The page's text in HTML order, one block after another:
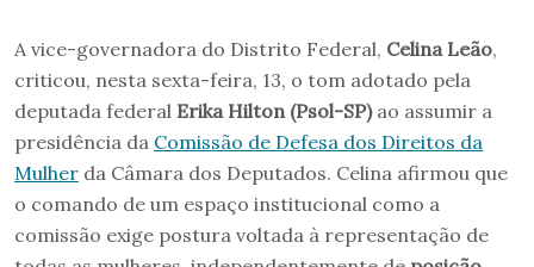
A vice-governadora do Distrito Federal, Celina Leão,
criticou, nesta sexta-feira, 13, o tom adotado pela
deputada federal Erika Hilton (Psol-SP)ao assumir a
presidência da Comissão de Defesa dos Direitos da
Mulher da Câmara dos Deputados. Celina afirmou que
o comando de um espaço institucional como a
comissão exige postura voltada à representação de